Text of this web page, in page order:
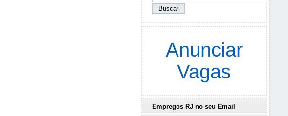
Anunciar
Vagas
Empregos RJ no seu Email